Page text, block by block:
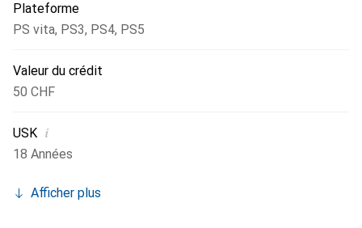
Plateforme
PS vita, PS3, PS4, PS5
Valeur du crédit
50 CHF
USK i
18 Années
Afficher plus